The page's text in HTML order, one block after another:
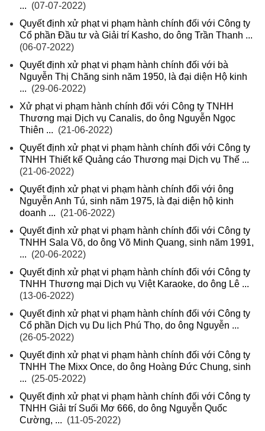
... (07-07-2022)
Quyết định xử phạt vi phạm hành chính đối với Công ty
Cổ phần Đầu tư và Giải trí Kasho, do ông Trần Thanh ...
(06-07-2022)
Quyết định xử phạt vi phạm hành chính đối với bà
Nguyễn Thị Chăng sinh năm 1950, là đại diện Hộ kinh
... (29-06-2022)
Xử phạt vi phạm hành chính đối với Công ty TNHH
Thương mại Dịch vụ Canalis, do ông Nguyễn Ngọc
Thiên ... (21-06-2022)
Quyết định xử phạt vi phạm hành chính đối với Công ty
TNHH Thiết kế Quảng cáo Thương mại Dịch vụ Thế ...
(21-06-2022)
Quyết định xử phạt vi phạm hành chính đối với ông
Nguyễn Anh Tú, sinh năm 1975, là đại diện hộ kinh
doanh ... (21-06-2022)
Quyết định xử phạt vi phạm hành chính đối với Công ty
TNHH Sala Võ, do ông Võ Minh Quang, sinh năm 1991,
... (20-06-2022)
Quyết định xử phạt vi phạm hành chính đối với Công ty
TNHH Thương mại Dịch vụ Việt Karaoke, do ông Lê ...
(13-06-2022)
Quyết định xử phạt vi phạm hành chính đối với Công ty
Cổ phần Dịch vụ Du lịch Phú Thọ, do ông Nguyễn ...
(26-05-2022)
Quyết định xử phạt vi phạm hành chính đối với Công ty
TNHH The Mixx Once, do ông Hoàng Đức Chung, sinh
... (25-05-2022)
Quyết định xử phạt vi phạm hành chính đối với Công ty
TNHH Giải trí Suối Mơ 666, do ông Nguyễn Quốc
Cường, ... (11-05-2022)